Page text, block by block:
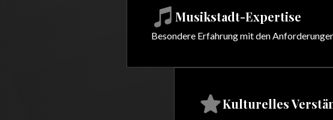
Musikstadt-Expertise
Besondere Erfahrung mit den
Kulturelles